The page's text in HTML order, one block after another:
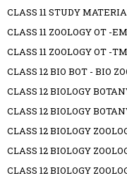
CLASS 11 STUDY
CLASS 11 ZOOLOGY OT -EM
CLASS 11 ZOOLOGY OT -TM
CLASS 12 BIO BOT - BIO
CLASS 12 BIOLOGY
CLASS 12 BIOLOGY
CLASS 12 BIOLOGY
CLASS 12 BIOLOGY
CLASS 12 BIOLOGY